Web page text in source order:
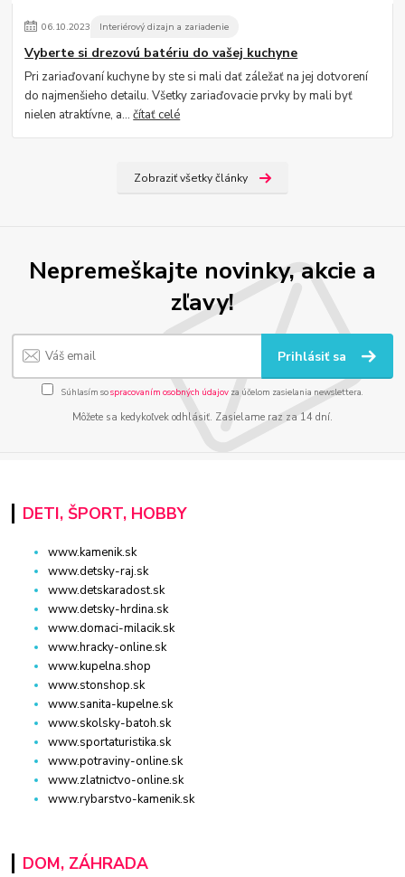
06.10.2023 Interiérový dizajn a zariadenie
Vyberte si drezovú batériu do vašej kuchyne
Pri zariaďovaní kuchyne by ste si mali dať záležať na jej dotvorení
do najmenšieho detailu. Všetky zariaďovacie prvky by mali byť
nielen atraktívne, a...čítať celé
Zobraziť všetky články
Nepremeškajte novinky, akcie a
zľavy!
Prihlásiť sa
Súhlasím sospracovaním osobných údajov za účelom zasielania newslettera.
Môžete sa kedykoľvek odhlásiť. Zasielame raz za 14 dní.
DETI, ŠPORT, HOBBY
www.kamenik.sk
www.detsky-raj.sk
www.detskaradost.sk
www.detsky-hrdina.sk
www.domaci-milacik.sk
www.hracky-online.sk
www.kupelna.shop
www.stonshop.sk
www.sanita-kupelne.sk
www.skolsky-batoh.sk
www.sportaturistika.sk
www.potraviny-online.sk
www.zlatnictvo-online.sk
www.rybarstvo-kamenik.sk
DOM, ZÁHRADA